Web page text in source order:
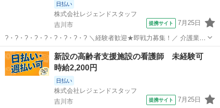
日払い
株式会社レジェンドスタッフ
吉川市
提携サイト 7月25日
?・?・?・?・?・?・?・?・? ＼経験者歓迎★即戦力募集！／ 介護業務
をお任せします！ ?・?・?・?・?・?・?・?・? ＜POINT１＞ ◆希望
に合わせた働き方が可能！ ◎週2日～OK ◎平日のみ・曜日固定OK
◎...
埼玉 吉川市 介護
新設の高齢者支援施設の看護師 未経験可
時給2,200円
日払い
株式会社レジェンドスタッフ
吉川市
提携サイト 7月25日